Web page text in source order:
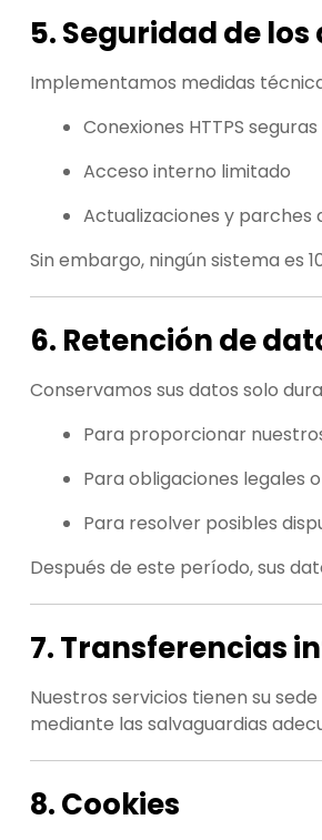
5. Seguridad de los
Implementamos medidas
Conexiones HTTPS seguras
Acceso interno limitado
Actualizaciones y parches
Sin embargo, ningún sistema es
6. Retención de
Conservamos sus datos solo
Para proporcionar
Para obligaciones legales
Para resolver posibles
Después de este período, sus
7. Transferencias
Nuestros servicios tienen su
mediante las salvaguardias
8. Cookies